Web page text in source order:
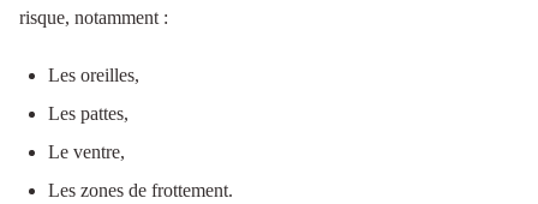
risque, notamment :
Les oreilles,
Les pattes,
Le ventre,
Les zones de frottement.